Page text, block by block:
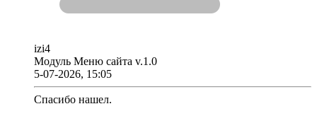
izi4
Модуль Меню сайта v.1.0
5-07-2026, 15:05
Спасибо нашел.